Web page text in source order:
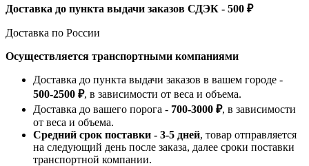
Доставка до пункта выдачи заказов СДЭК - 500 ₽
Доставка по России
Осуществляется транспортными компаниями
Доставка до пункта выдачи заказов в вашем городе -
500-2500 ₽, в зависимости от веса и объема.
Доставка до вашего порога - 700-3000 ₽, в зависимости
от веса и объема.
Средний срок поставки - 3-5 дней, товар отправляется
на следующий день после заказа, далее сроки поставки
транспортной компании.